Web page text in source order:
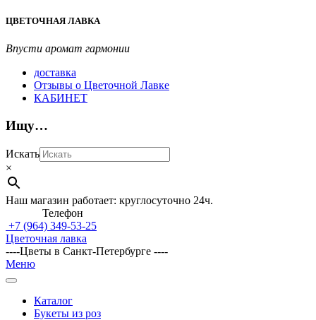
Перейти
содержимому
ЦВЕТОЧНАЯ ЛАВКА
Впусти аромат гармонии
доставка
Отзывы о Цветочной Лавке
КАБИНЕТ
Ищу…
Искать
×
Наш магазин работает: круглосуточно 24ч.
Телефон
+7 (964) 349-53-25
Цветочная лавка
----Цветы в Санкт-Петербурге ----
Главное
навигационное
Меню
Каталог
Букеты из роз